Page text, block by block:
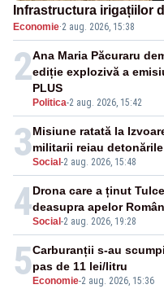
Infrastructura irigațiilor
Economie·2 aug. 2026, 15:38
2
Politica-2 aug. 2026, 15:42
Ana Maria Păcuraru
ediție explozivă a
PLUS
3Social -2 aug. 2026, 15:48
Misiune ratată la
militarii reiau
4Social -2 aug. 2026, 19:28
Drona care a ținut
deasupra apelor
5 Economie-2 aug. 2026, 15:36
Carburanții s-au
pas de 11 lei/litru